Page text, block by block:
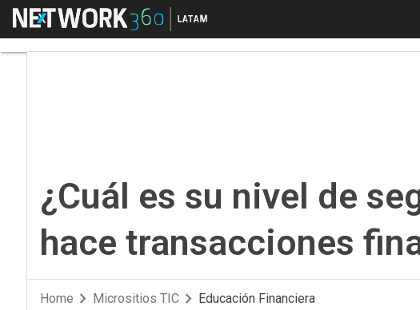
Menú
¿Cuál es su nivel de
hace transacciones
Home Micrositios TIC Educación Financiera